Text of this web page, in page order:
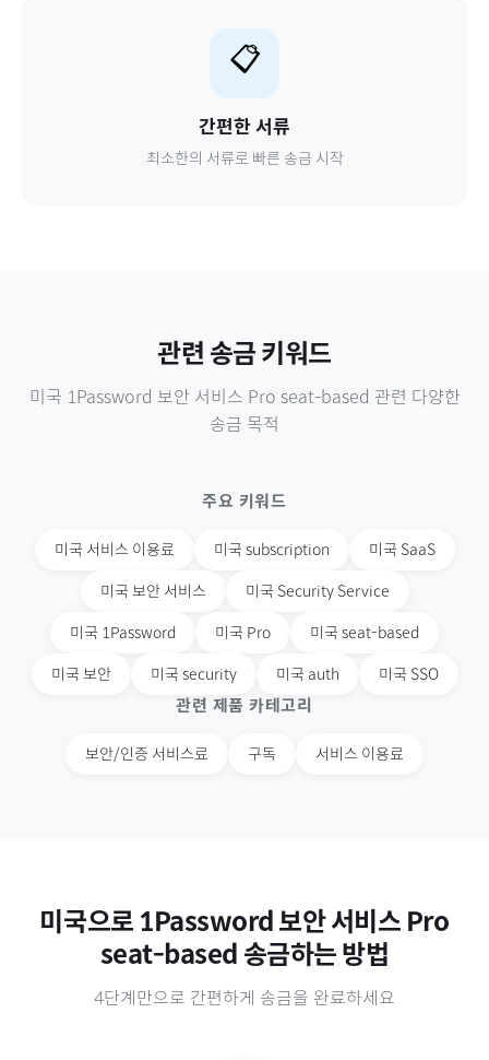
📋
간편한 서류
최소한의 서류로 빠른 송금 시작
관련 송금 키워드
미국 1Password 보안 서비스 Pro seat-based 관련 다양한
송금 목적
주요 키워드
미국 서비스 이용료 미국 subscription 미국 SaaS
미국 보안 서비스 미국 Security Service
미국 1Password 미국 Pro 미국 seat-based
미국 보안 미국 security 미국 auth 미국 SSO
관련 제품 카테고리
보안/인증 서비스료 구독 서비스 이용료
미국으로 1Password 보안 서비스 Pro
seat-based 송금하는 방법
4단계만으로 간편하게 송금을 완료하세요